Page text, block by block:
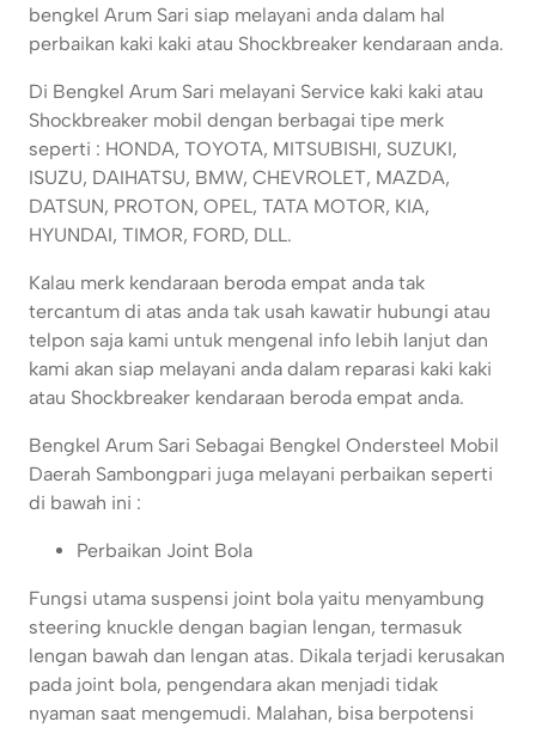
bengkel Arum Sari siap melayani anda dalam hal
perbaikan kaki kaki atau Shockbreaker kendaraan anda.
Di Bengkel Arum Sari melayani Service kaki kaki atau
Shockbreaker mobil dengan berbagai tipe merk
seperti : HONDA, TOYOTA, MITSUBISHI, SUZUKI,
ISUZU, DAIHATSU, BMW, CHEVROLET, MAZDA,
DATSUN, PROTON, OPEL, TATA MOTOR, KIA,
HYUNDAI, TIMOR, FORD, DLL.
Kalau merk kendaraan beroda empat anda tak
tercantum di atas anda tak usah kawatir hubungi atau
telpon saja kami untuk mengenal info lebih lanjut dan
kami akan siap melayani anda dalam reparasi kaki kaki
atau Shockbreaker kendaraan beroda empat anda.
Bengkel Arum Sari Sebagai Bengkel Ondersteel Mobil
Daerah Sambongpari juga melayani perbaikan seperti
di bawah ini :
Perbaikan Joint Bola
Fungsi utama suspensi joint bola yaitu menyambung
steering knuckle dengan bagian lengan, termasuk
lengan bawah dan lengan atas. Dikala terjadi kerusakan
pada joint bola, pengendara akan menjadi tidak
nyaman saat mengemudi. Malahan, bisa berpotensi